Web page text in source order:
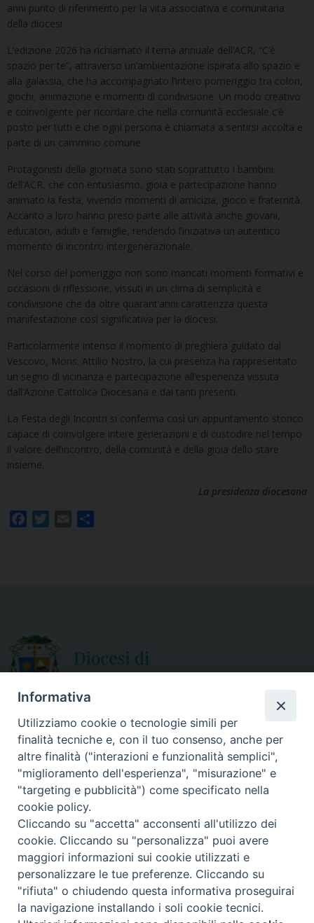
anni punto di riferimento per la vita associativa e comunitaria
della diocesi.
L’edizione 2026 ha richiamato il tema annuale dell’ACR, “C’è
spazio per te”, attraverso un’ambientazione ispirata allo spazio e
alla galassia, che ha accompagnato l’intero pomeriggio tra colori,
giochi, animazione e momenti di condivisione. Un modo creativo
e coinvolgente per ricordare che nella comunità ecclesiale c’è
posto per tutti e che ogni persona è chiamata a sentirsi accolta e
parte di un cammino comune.
Protagonisti della giornata sono stati soprattutto i bambini
dell’ACR, che con entusiasmo, gioia e partecipazione hanno
animato la festa, vivendo momenti di amicizia, gioco e fraternità.
Accanto a loro hanno preso parte alle attività anche giovani,
educatori, adulti e famiglie, rendendo l’iniziativa un autentico
momento di incontro intergenerazionale.
Nel corso del pomeriggio non sono mancati momenti formativi e
occasioni di riflessione, vissuti in un clima di semplicità e
condivisione che da oltre quarant’anni caratterizza questa
manifestazione così significativa per la diocesi.
Particolarmente intenso il momento di preghiera guidato dal
Vescovo, Mons. Attilio Nostro, la cui presenza ha rappresentato
un segno di vicinanza e partecipazione all’esperienza vissuta
dall’Azione Cattolica Diocesana e dai tanti presenti.
La Festa degli Incontri si conferma così un appuntamento storico
capace di coinvolgere intere generazioni e di custodire nel tempo
il valore dell’incontro, della comunità e della gioia dello stare
insieme.
La presidenza diocesana
k
CURIA DIOCESANA
Via Episcopio, 15
89852 MILETO (VV)
Telefono: 0963.338 080
em@il:
curia@diocesimileto.it
ORARIO APERTURA
Mercoledì e Sabato
dalle 10.00 alle 12.30
Copyright © 2019 Diocesi di Mileto-Nicotera-Tropea - Tutti i diritti
riservati. - Note legali - Privacy policy
Informativa
Utilizziamo cookie o tecnologie simili per
finalità tecniche e, con il tuo consenso, anche per
altre finalità ("interazioni e funzionalità semplici",
"miglioramento dell'esperienza", "misurazione" e
"targeting e pubblicità") come specificato nella
cookie policy.
Cliccando su "accetta" acconsenti all'utilizzo dei
cookie. Cliccando su "personalizza" puoi avere
maggiori informazioni sui cookie utilizzati e
personalizzare le tue preferenze. Cliccando su
"rifiuta" o chiudendo questa informativa proseguirai
la navigazione installando i soli cookie tecnici.